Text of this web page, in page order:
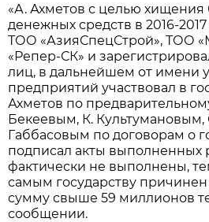
«А. Ахметов с целью
денежных средств в 2016-
ТОО «АзияСпецСтрой», ТОО
«Репер-СК» и
лиц, в дальнейшем от имени
предприятий участвовал в
Ахметов по
Бекеевым, К.
Габбасовым по договорам о
подписал акты выполненных
фактически не выполнены,
самым государству
сумму свыше 59 миллионов
сообщении.